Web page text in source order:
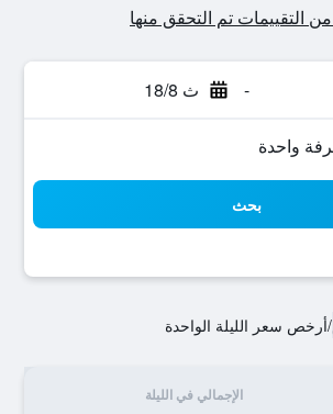
- ث 18/8
بحث
/أرخص سعر الليلة الواحدة
الإجمالي في الليلة